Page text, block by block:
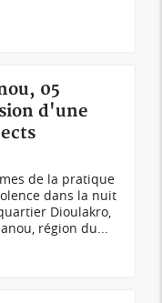
05
d'une
de la pratique
dans la nuit
Dioulakro,
région du...